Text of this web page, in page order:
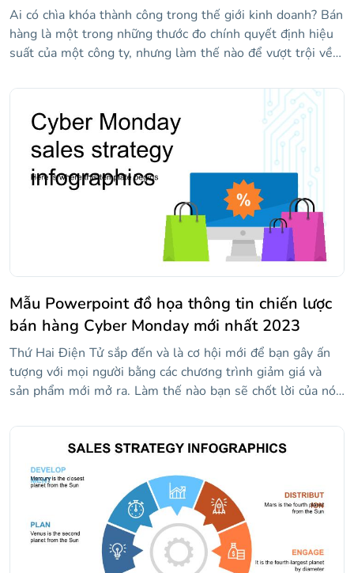
Ai có chìa khóa thành công trong thế giới kinh doanh? Bán
hàng là một trong những thước đo chính quyết định hiệu
suất của một công ty, nhưng làm thế nào để vượt trội về
và sử dụng nó để nói về quy trình lập kế hoạch bán hàng.
Làm sáng tỏ những bí mật trong các slide này, có thiết kế
giống với các cửa sổ của HĐH. Sự kết hợp của nền kem
với những "cửa sổ" màu xanh và trắng trông rất tuyệt. Bây
giờ, bạn chỉ cần thêm nội dung của mình!
Mẫu Powerpoint đồ họa thông tin chiến lược
bán hàng Cyber Monday mới nhất 2023
Thứ Hai Điện Tử sắp đến và là cơ hội mới để bạn gây ấn
tượng với mọi người bằng các chương trình giảm giá và
sản phẩm mới mở ra. Làm thế nào bạn sẽ chốt lời của nó?
lời tất cả các câu hỏi và tổ chức chiến lược sẽ khiến bạn
hết hàng trên tất cả các sản phẩm của mình với mẫu đầy
đủ đồ họa thông tin kinh doanh này. Mọi thứ đều có chất
lượng hàng đầu và trực tuyến, giống như sản phẩm của